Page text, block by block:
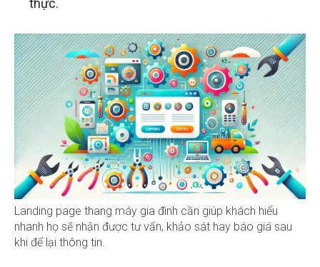
thực.
Landing page thang máy gia đình cần giúp khách hiểu
nhanh họ sẽ nhận được tư vấn, khảo sát hay báo giá sau
khi để lại thông tin.